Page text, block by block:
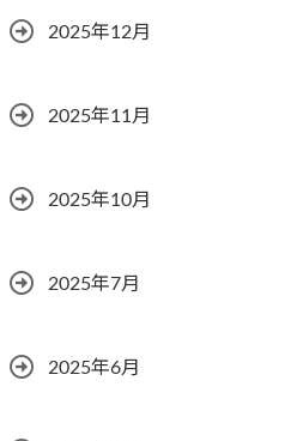
2025年12月
2025年11月
2025年10月
2025年7月
2025年6月